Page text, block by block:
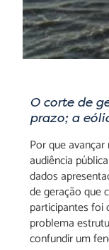
O corte de
prazo; a
Por que
audiência
dados
de geração que
participantes foi
problema
confundir um